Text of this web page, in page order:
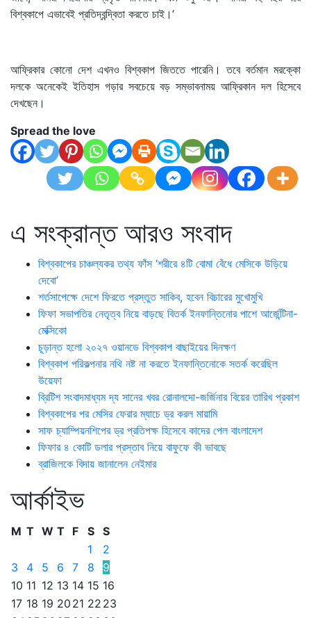
বিশ্বকাপে এভাবেই প্রতিদ্বন্দ্বিতা করতে চাই।’
আফ্রিকার কোনো দেশ এখনও বিশ্বকাপ জিততে পারেনি। তবে বর্তমান মরক্কো
দলকে অনেকেই ইতিহাস গড়ার সবচেয়ে বড় সম্ভাবনাময় আফ্রিকান দল হিসেবে
দেখছেন।
Spread the love
এ সংক্রান্ত আরও সংবাদ
বিশ্বকাপের চাঞ্চল্যকর তথ্য ফাঁস ‘শরীরে ৪টি বোমা বেঁধে মেসিকে উড়িয়ে
দেবো’
শর্তসাপেক্ষে দেশে ফিরতে প্রস্তুত সাকিব, হবেন বিচারের মুখোমুখি
ফিফা সভাপতির নেতৃত্ব নিয়ে বাড়ছে বিতর্ক ইনফান্তিনোর পাশে আর্জেন্টিনা-
মেক্সিকো
চূড়ান্ত হলো ২০২৭ ওয়ানডে বিশ্বকাপ বাছাইয়ের দিনক্ষণ
বিশ্বকাপ পরিকল্পনার নথি নষ্ট না করতে ইনফান্তিনোকে সতর্ক করেছিল
উয়েফা
ব্রিটিশ সংবাদমাধ্যম দ্য সানের খবর রোনালদো-জর্জিনার বিয়ের তারিখ প্রকাশ
বিশ্বকাপের পর মেসির ফেরার ম্যাচে ড্র করল মায়ামি
সাফ চ্যাম্পিয়নশিপের ড্র প্রতিপক্ষ হিসেবে কাদের পেল বাংলাদেশ
ফিফার ৪ কোটি ডলার প্রস্তাব নিয়ে বাফুফে কী ভাবছে
ব্রাজিলকে বিদায় জানালেন নেইমার
আর্কাইভ
M T W T F S S
1
2
3
4 5 6 7 8
9
10 11 12 13 14 15 16
17 18 19 20 21 22 23